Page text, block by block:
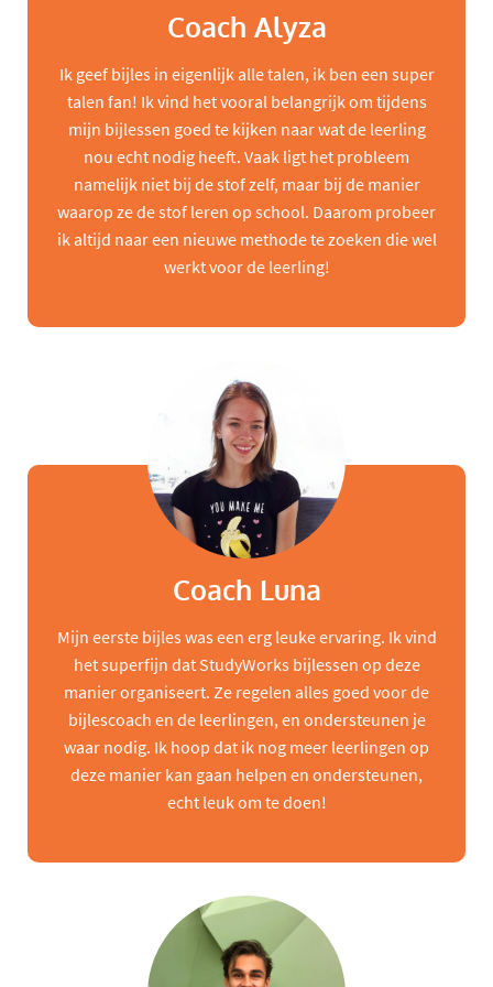
Coach Alyza
Ik geef bijles in eigenlijk alle talen, ik ben een super
talen fan! Ik vind het vooral belangrijk om tijdens
mijn bijlessen goed te kijken naar wat de leerling
nou echt nodig heeft. Vaak ligt het probleem
namelijk niet bij de stof zelf, maar bij de manier
waarop ze de stof leren op school. Daarom probeer
ik altijd naar een nieuwe methode te zoeken die wel
werkt voor de leerling!
Coach Luna
Mijn eerste bijles was een erg leuke ervaring. Ik vind
het superfijn dat StudyWorks bijlessen op deze
manier organiseert. Ze regelen alles goed voor de
bijlescoach en de leerlingen, en ondersteunen je
waar nodig. Ik hoop dat ik nog meer leerlingen op
deze manier kan gaan helpen en ondersteunen,
echt leuk om te doen!